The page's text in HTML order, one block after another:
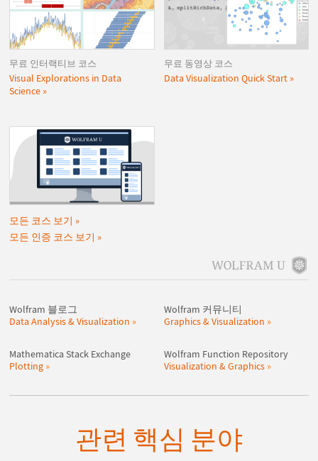
무료 인터랙티브 코스
Visual Explorations in Data
Science
무료 동영상 코스
Data Visualization Quick Start
모든 코스 보기
모든 인증 코스 보기
Wolfram 블로그
Data Analysis & Visualization
Wolfram 커뮤니티
Graphics & Visualization
Mathematica Stack Exchange
Plotting
Wolfram Function Repository
Visualization & Graphics
관련 핵심 분야